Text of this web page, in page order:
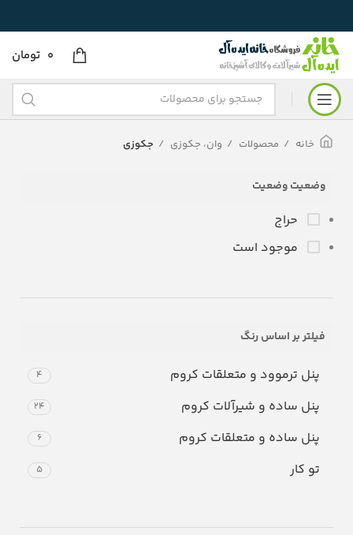
0 تومان
خانه محصولات وان، جکوزی جکوزی
وضعیت وضعیت
حراج
موجود است
فیلتر بر اساس رنگ
پنل ترموود و متعلقات کروم 4
پنل ساده و شیرآلات کروم 24
پنل ساده و متعلقات کروم 6
تو کار 5